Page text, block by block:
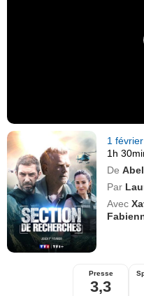
1
1h
De
Par
Avec
Presse
3,3